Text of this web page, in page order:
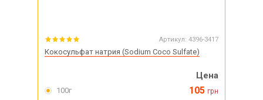
Артикул: 4396-3417
Кокосульфат натрия (Sodium Coco Sulfate)
Цена
100г 105 грн